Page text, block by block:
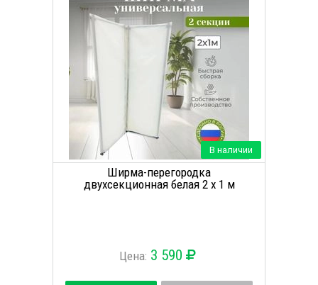
В наличии
Ширма-перегородка
двухсекционная белая 2 х 1 м
Цена: 3 590